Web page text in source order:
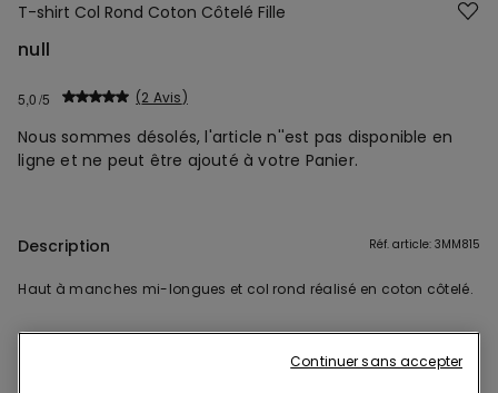
T-shirt Col Rond Coton Côtelé Fille
null
5,0 2 Avis
Nous sommes désolés, l'article n''est pas disponible en
ligne et ne peut être ajouté à votre Panier.
Description Réf. article: 3MM815
Haut à manches mi-longues et col rond réalisé en coton côtelé.
Continuer sans accepter